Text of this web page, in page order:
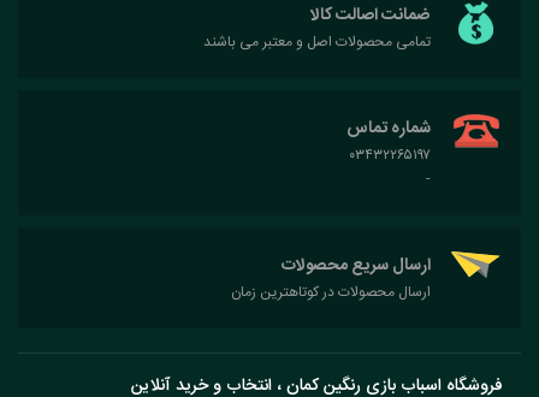
ضمانت اصالت کالا
تمامی محصولات اصل و معتبر می باشند
شماره تماس
۰۳۴۳۲۲۶۵۱۹۷
-
ارسال سریع محصولات
ارسال محصولات در کوتاهترین زمان
فروشگاه اسباب بازی رنگین کمان ، انتخاب و خرید آنلاین